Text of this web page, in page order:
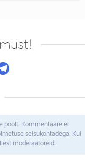
poolt. Kommentaare ei
seisukohtadega. Kui
moderaatoreid.